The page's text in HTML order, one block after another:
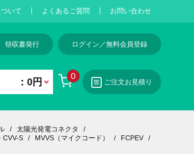
いて よくあるご質問 お問い合わせ
領収書発行 ログイン／無料会員登録
0
：0円 ご注文お見積り
太陽光発電コネクタ
CVV-S MVVS（マイクコード）
FCPEV